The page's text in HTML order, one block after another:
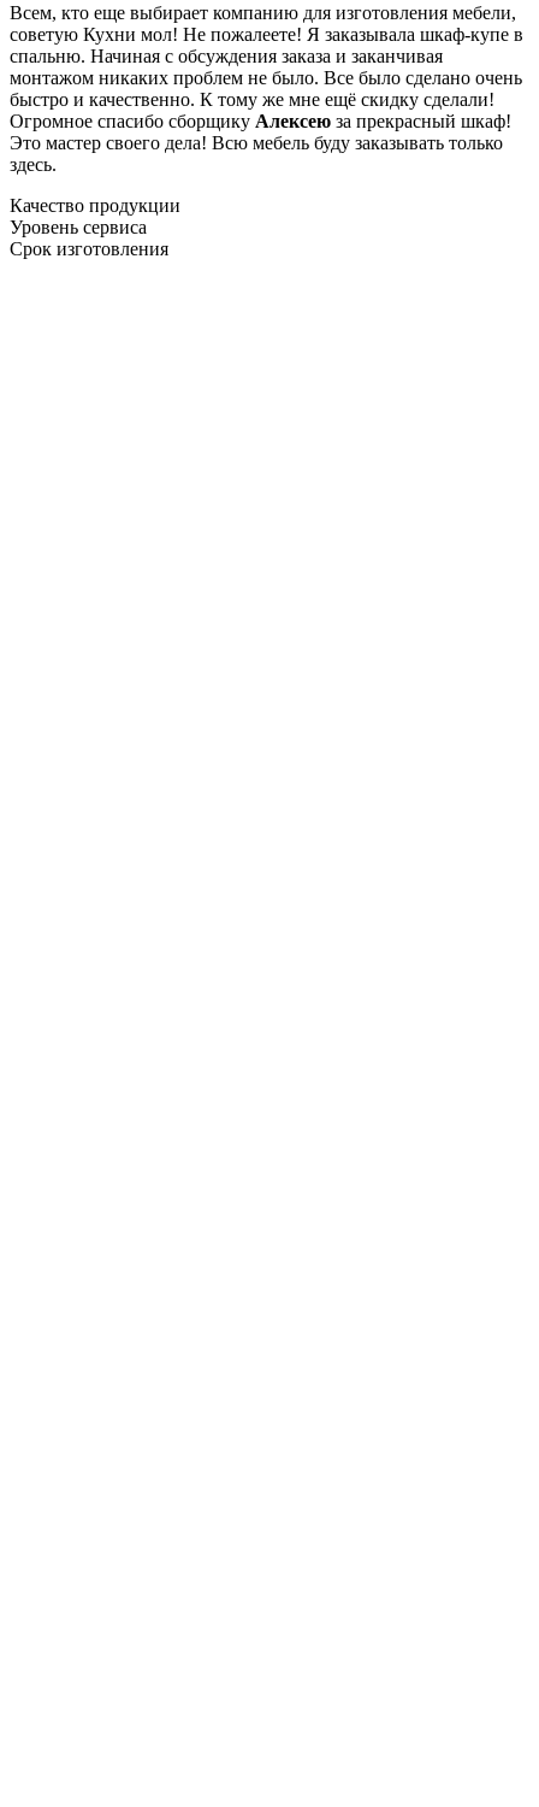
Всем, кто еще выбирает компанию для изготовления мебели,
советую Кухни мол! Не пожалеете! Я заказывала шкаф-купе в
спальню. Начиная с обсуждения заказа и заканчивая
монтажом никаких проблем не было. Все было сделано очень
быстро и качественно. К тому же мне ещё скидку сделали!
Огромное спасибо сборщику Алексею за прекрасный шкаф!
Это мастер своего дела! Всю мебель буду заказывать только
здесь.
Качество продукции
Уровень сервиса
Срок изготовления